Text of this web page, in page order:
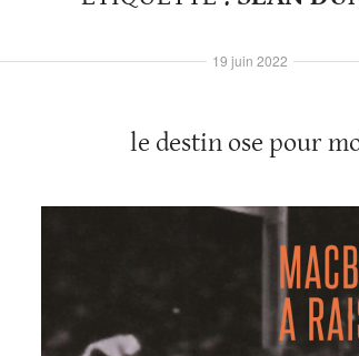
le destin ose pour
19 juin 2022